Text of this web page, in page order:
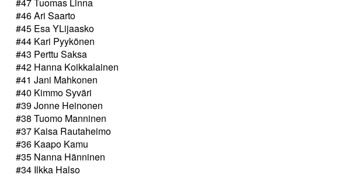
#46 Ari Saarto
#45 Esa YLijaasko
#44 Kari Pyykönen
#43 Perttu Saksa
#42 Hanna Koikkalainen
#41 Jani Mahkonen
#40 Kimmo Syväri
#39 Jonne Heinonen
#38 Tuomo Manninen
#37 Kaisa Rautaheimo
#36 Kaapo Kamu
#35 Nanna Hänninen
#34 Ilkka Halso